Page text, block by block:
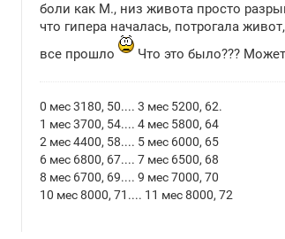
е
н
и
боли как М., низ живота просто
что гипера началась, потрогала
все прошло
Что это было???
0 мес 3180, 50.... 3 мес 5200, 62.
1 мес 3700, 54.... 4 мес 5800, 64
2 мес 4400, 58.... 5 мес 6000, 65
6 мес 6800, 67.... 7 мес 6500, 68
8 мес 6700, 69.... 9 мес 7000, 70
10 мес 8000, 71.... 11 мес 8000, 72